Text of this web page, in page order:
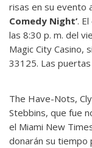
risas en su evento
Comedy Night’.
las 8:30 p. m. del
Magic City Casino,
33125. Las
The Have-Nots,
Stebbins, que fue
el Miami New
donarán su tiempo